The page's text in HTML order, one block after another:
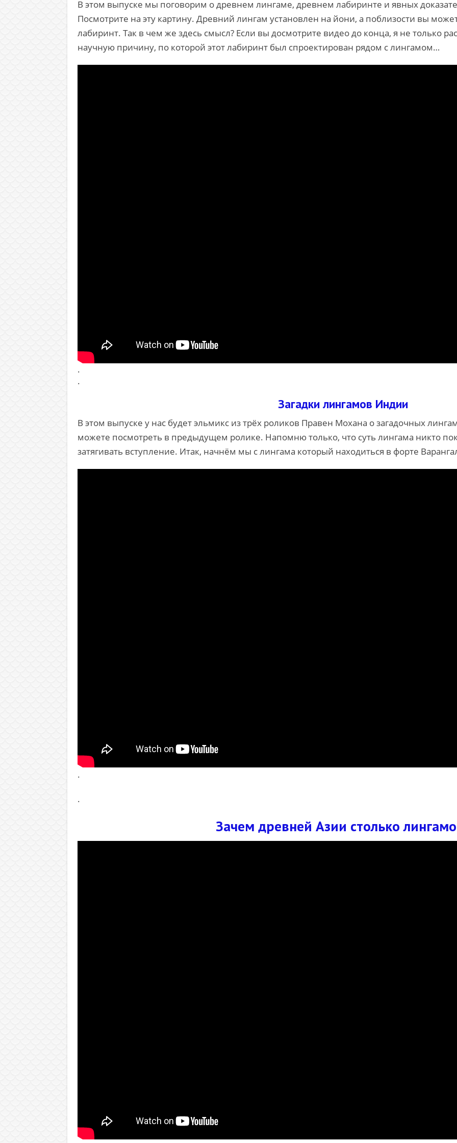
В этом выпуске мы поговорим о древнем лингаме, древнем лабиринте и явных
Посмотрите на эту картину. Древний лингам установлен на йони, а поблизости вы
лабиринт. Так в чем же здесь смысл? Если вы досмотрите видео до конца, я не только
научную причину, по которой этот лабиринт был спроектирован рядом с лингамом…
.
.
Загадки лингамов Индии
В этом выпуске у нас будет эльмикс из трёх роликов Правен Мохана о загадочных
можете посмотреть в предыдущем ролике. Напомню только, что суть лингама никто
затягивать вступление. Итак, начнём мы с лингама который находиться в форте
.
.
Зачем древней Азии столько